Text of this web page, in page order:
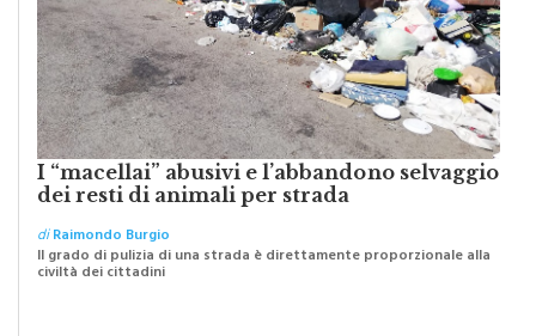
I “macellai” abusivi e l’abbandono selvaggio
dei resti di animali per strada
diRaimondo Burgio
Il grado di pulizia di una strada è direttamente proporzionale alla
civiltà dei cittadini